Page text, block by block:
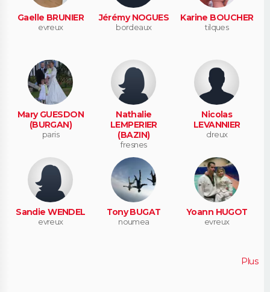
Gaelle BRUNIER
evreux
Jérémy NOGUES
bordeaux
Karine BOUCHER
tilques
Mary GUESDON
(BURGAN)
paris
Nathalie
LEMPERIER
(BAZIN)
fresnes
Nicolas
LEVANNIER
dreux
Sandie WENDEL
evreux
Tony BUGAT
noumea
Yoann HUGOT
evreux
Plus